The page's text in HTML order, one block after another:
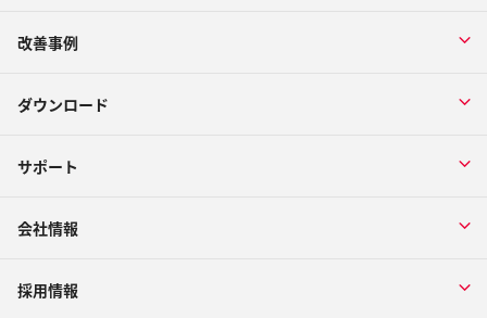
改善事例
ダウンロード
サポート
会社情報
採用情報